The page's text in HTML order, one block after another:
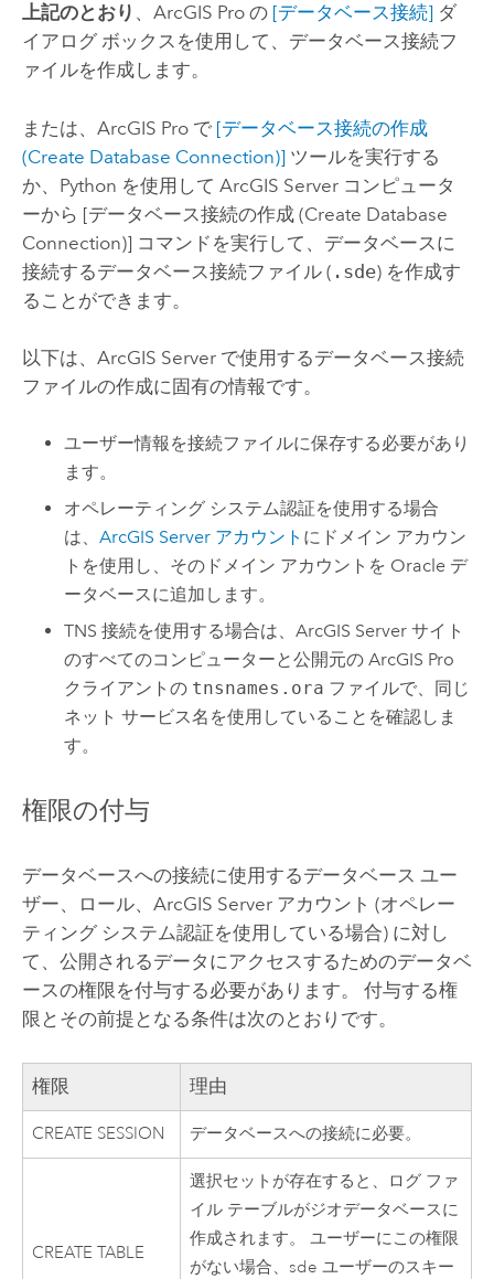
上記のとおり 、 ArcGIS Proの [データベース接続]ダ
イアログ ボックスを使用して、データベース接続フ
ァイルを作成します。
または、 ArcGIS Proで [データベース接続の作成
(Create Database Connection)]ツールを実行する
か、 Python を使用して ArcGIS Serverコンピュータ
ーから [データベース接続の作成 (Create Database
Connection)] コマンドを実行して、データベースに
接続するデータベース接続ファイル ( .sde) を作成す
ることができます。
以下は、 ArcGIS Serverで使用するデータベース接続
ファイルの作成に固有の情報です。
ユーザー情報を接続ファイルに保存する必要があり
ます。
オペレーティング システム認証を使用する場合
は、ArcGIS Server アカウント にドメイン アカウン
トを使用し、そのドメイン アカウントを Oracle デ
ータベースに追加します。
TNS 接続を使用する場合は、ArcGIS Server サイト
のすべてのコンピューターと公開元のArcGIS Pro
クライアントの tnsnames.ora ファイルで、同じ
ネット サービス名を使用していることを確認しま
す。
権限の付与
データベースへの接続に使用するデータベース ユー
ザー、ロール、 ArcGIS Serverアカウント (オペレー
ティング システム認証を使用している場合) に対し
て、公開されるデータにアクセスするためのデータベ
ースの権限を付与する必要があります。 付与する権
限とその前提となる条件は次のとおりです。
権限 理由
CREATE SESSION データベースへの接続に必要。
CREATE TABLE
選択セットが存在すると、ログ ファ
イル テーブルがジオデータベースに
作成されます。 ユーザーにこの権限
がない場合、sde ユーザーのスキー